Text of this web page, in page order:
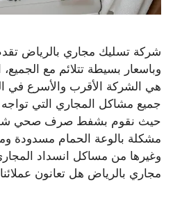
شركة تسليك مجاري بالرياض
وباسعار بسيطة تتلائم مع
هي الشركة الأقرب والأسرع في
جميع مشاكل المجاري التي
حيث نقوم بشفط صرف صحي
مشكلة بالوعة الحمام مسدودة
وغيرها من مساكل انسداد
مجاري بالرياض هل تعانون